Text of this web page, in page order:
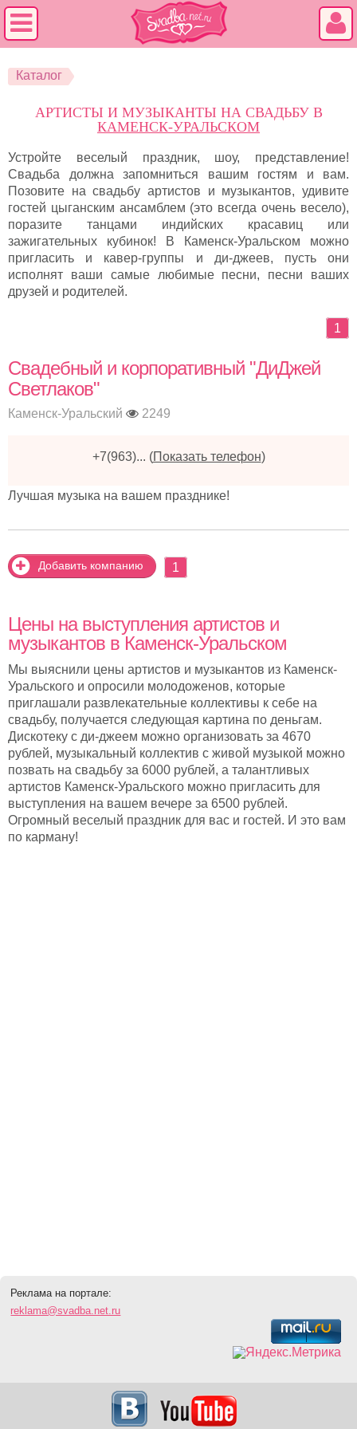
Каталог
АРТИСТЫ И МУЗЫКАНТЫ НА СВАДЬБУ В
КАМЕНСК-УРАЛЬСКОМ
Устройте веселый праздник, шоу, представление!
Свадьба должна запомниться вашим гостям и вам.
Позовите на свадьбу артистов и музыкантов, удивите
гостей цыганским ансамблем (это всегда очень весело),
поразите танцами индийских красавиц или
зажигательных кубинок! В Каменск-Уральском можно
пригласить и кавер-группы и ди-джеев, пусть они
исполнят ваши самые любимые песни, песни ваших
друзей и родителей.
1
Свадебный и корпоративный "ДиДжей
Светлаков"
Каменск-Уральский 2249
+7(963)... (Показать телефон)
Лучшая музыка на вашем празднике!
Добавить компанию 1
Цены на выступления артистов и
музыкантов в Каменск-Уральском
Мы выяснили цены артистов и музыкантов из Каменск-
Уральского и опросили молодоженов, которые
приглашали развлекательные коллективы к себе на
свадьбу, получается следующая картина по деньгам.
Дискотеку с ди-джеем можно организовать за 4670
рублей, музыкальный коллектив с живой музыкой можно
позвать на свадьбу за 6000 рублей, а талантливых
артистов Каменск-Уральского можно пригласить для
выступления на вашем вечере за 6500 рублей.
Огромный веселый праздник для вас и гостей. И это вам
по карману!
Реклама на портале:
reklama@svadba.net.ru